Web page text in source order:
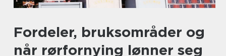
Fordeler, bruksområder og
når rørfornying lønner seg